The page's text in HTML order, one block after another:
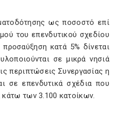
ως ποσοστό επί
του επενδυτικού σχεδίου
κατά 5% δίνεται
σε μικρά νησιά
περιπτώσεις Συνεργασίας η
σε επενδυτικά σχέδια που
κάτω των 3.100 κατοίκων.